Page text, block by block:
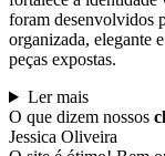
foram desenvolvidos
organizada, elegante
peças expostas.
Ler mais
O que dizem nossos
Jessica Oliveira